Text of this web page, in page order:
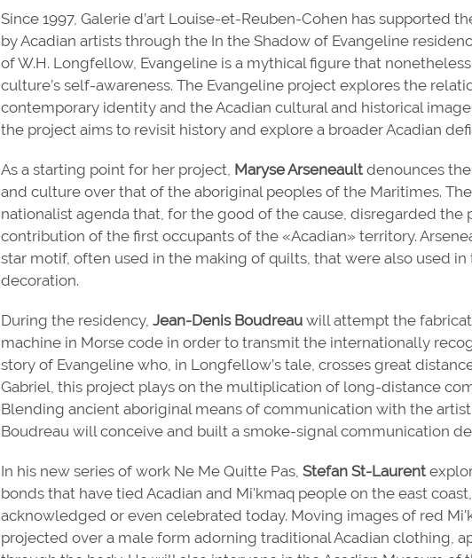
Since 1997, Galerie d’art Louise-et-Reuben-Cohen has supported
by Acadian artists through the In the Shadow of Evangeline
of W.H. Longfellow, Evangeline is a mythical figure that
culture’s self-awareness. The Evangeline project explores the
contemporary identity and the Acadian cultural and historical
the project aims to revisit history and explore a broader Acadian
As a starting point for her project, Maryse Arseneault denounces
and culture over that of the aboriginal peoples of the Maritimes.
nationalist agenda that, for the good of the cause, disregarded the
contribution of the first occupants of the «Acadian» territory.
star motif, often used in the making of quilts, that were also used
decoration.
During the residency,Jean-Denis Boudreau will attempt the
machine in Morse code in order to transmit the internationally
story of Evangeline who, in Longfellow’s tale, crosses great
Gabriel, this project plays on the multiplication of long-distance
Blending ancient aboriginal means of communication with the
Boudreau will conceive and built a smoke-signal communication
In his new series of work Ne Me Quitte Pas,Stefan St-Laurent
bonds that have tied Acadian and Mi'kmaq people on the east
acknowledged or even celebrated today. Moving images of red
projected over a male form adorning traditional Acadian clothing,